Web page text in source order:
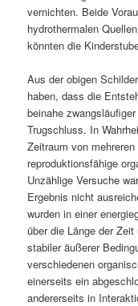
vernichten. Beide
hydrothermalen
könnten die
Aus der obigen
haben, dass die
beinahe
Trugschluss. In
Zeitraum von
reproduktionsfähige
Unzählige Versuche
Ergebnis nicht
wurden in einer
über die Länge der
stabiler äußerer
verschiedenen
einerseits ein
andererseits in